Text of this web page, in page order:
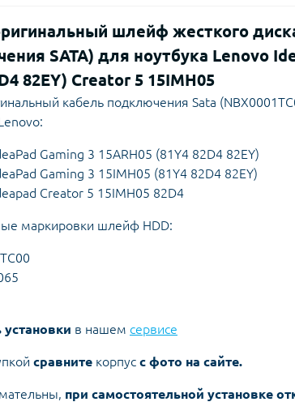
шлейф жесткого диска
SATA) для ноутбука Lenovo
82EY) Creator 5 15IMH05
кабель подключения Sata
Gaming 3 15ARH05 (81Y4 82D4 82EY)
Gaming 3 15IMH05 (81Y4 82D4 82EY)
Creator 5 15IMH05 82D4
маркировки шлейф HDD:
в нашем сервисе
сравните корпус с фото на сайте.
при самостоятельной установке